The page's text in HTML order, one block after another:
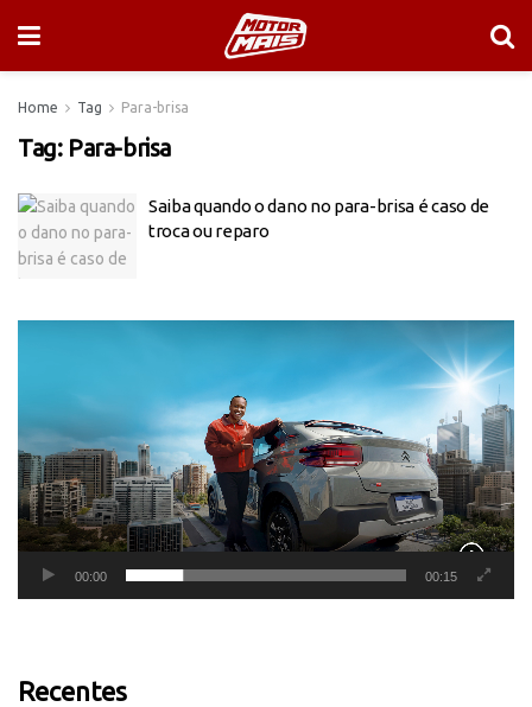
Home Tag Para-brisa
Tag: Para-brisa
Saiba quando o dano no para-brisa é caso de
troca ou reparo
00:00 00:15
Recentes